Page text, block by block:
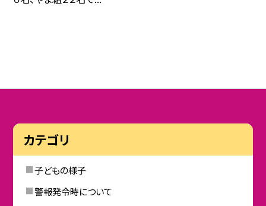
カテゴリ
子どもの様子
警報発令時について